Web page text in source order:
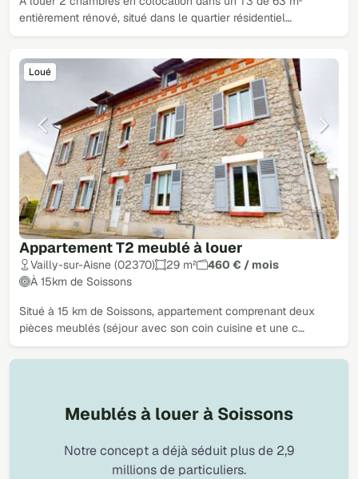
entièrement rénové, situé dans le quartier résidentiel…
Appartement T2 meublé à louer
Loué
Vailly-sur-Aisne (02370) 29 m²
460 € / mois
À 15km de Soissons
Situé à 15 km de Soissons, appartement comprenant deux
pièces meublés (séjour avec son coin cuisine et une c…
Meublés à louer à Soissons
Notre concept a déjà séduit plus de 2,9
millions de particuliers.